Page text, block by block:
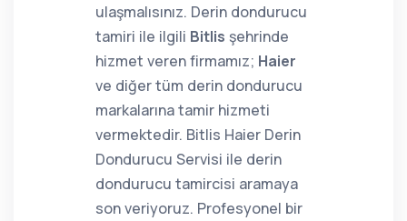
ulaşmalısınız. Derin dondurucu
tamiri ile ilgili Bitlis şehrinde
hizmet veren firmamız; Haier
ve diğer tüm derin dondurucu
markalarına tamir hizmeti
vermektedir. Bitlis Haier Derin
Dondurucu Servisi ile derin
dondurucu tamircisi aramaya
son veriyoruz. Profesyonel bir